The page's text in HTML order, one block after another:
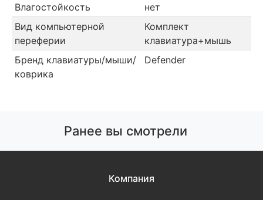
Влагостойкость
нет
Вид компьютерной
переферии
Комплект
клавиатура+мышь
Бренд клавиатуры/мыши/
коврика
Defender
Ранее вы смотрели
Компания